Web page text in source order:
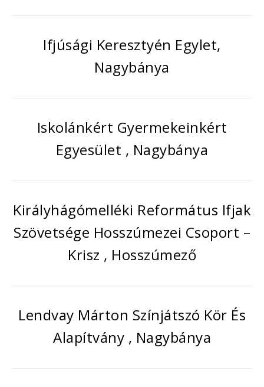
Ifjúsági Keresztyén Egylet,
Nagybánya
Iskolánkért Gyermekeinkért
Egyesület , Nagybánya
Királyhágómelléki Református Ifjak
Szövetsége Hosszúmezei Csoport –
Krisz , Hosszúmező
Lendvay Márton Színjátszó Kör És
Alapítvány , Nagybánya